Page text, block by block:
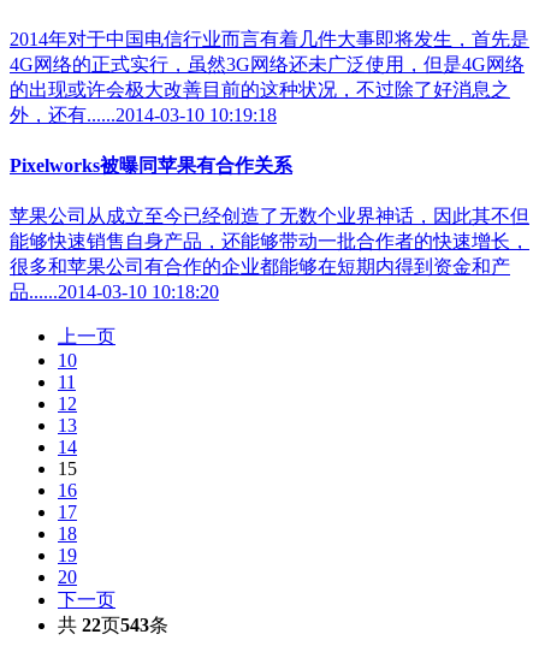
2014年对于中国电信行业而言有着几件大事即将发生，首先是
4G网络的正式实行，虽然3G网络还未广泛使用，但是4G网络
的出现或许会极大改善目前的这种状况，不过除了好消息之
外，还有......2014-03-10 10:19:18
Pixelworks被曝同苹果有合作关系
苹果公司从成立至今已经创造了无数个业界神话，因此其不但
能够快速销售自身产品，还能够带动一批合作者的快速增长，
很多和苹果公司有合作的企业都能够在短期内得到资金和产
品......2014-03-10 10:18:20
上一页
10
11
12
13
14
15
16
17
18
19
20
下一页
共 22页543条